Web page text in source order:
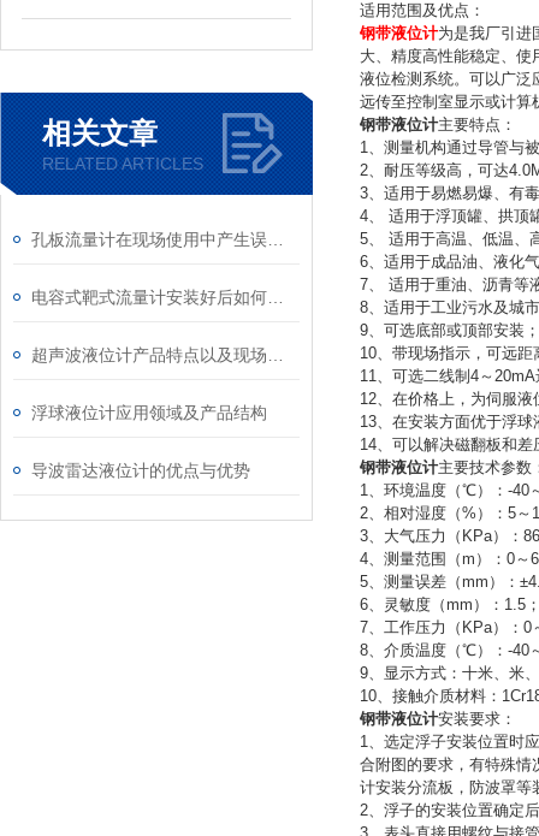
相关文章
RELATED ARTICLES
浮球液位计应用领域及产品结构
导波雷达液位计的优点与优势
适用范围及优点：
钢带液位计为是我厂引进
大、精度高性能稳定、
液位检测系统。可以广泛
远传至控制室显示或计算
钢带液位计主要特点：
1、测量机构通过导管与
2、耐压等级高，可达
3、适用于易燃易爆、有
4、 适用于浮顶罐、拱顶
5、 适用于高温、低温、
6、适用于成品油、液化
7、 适用于重油、沥青等
8、适用于工业污水及城
9、可选底部或顶部安装；
10、带现场指示，可远
11、可选二线制4～
12、在价格上，为伺服
13、在安装方面优于浮
14、可以解决磁翻板和
钢带液位计主要技术参数
1、环境温度（℃）：-40
2、相对湿度（%）：5～
3、大气压力（KPa）：
4、测量范围（m）：0～
5、测量误差（mm）：
6、灵敏度（mm）：1.5
7、工作压力（KPa）：0
8、介质温度（℃）：-40
9、显示方式：十米、米
10、接触介质材料：
钢带液位计安装要求：
1、选定浮子安装位置时
合附图的要求，有特殊
计安装分流板，防波罩等
2、浮子的安装位置确定